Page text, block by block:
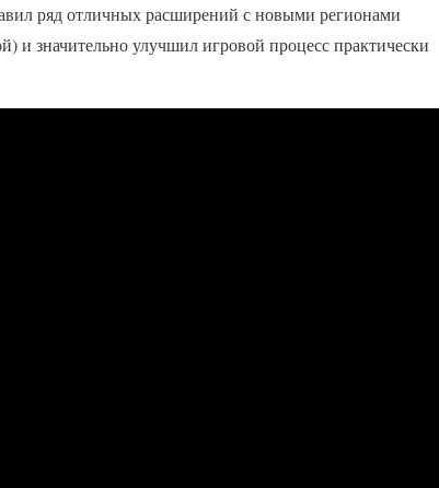
ряд отличных расширений с новыми регионами
и значительно улучшил игровой процесс практически